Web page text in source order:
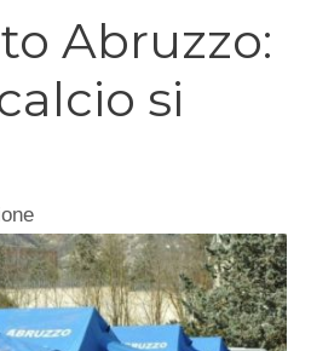
Abruzzo:
si